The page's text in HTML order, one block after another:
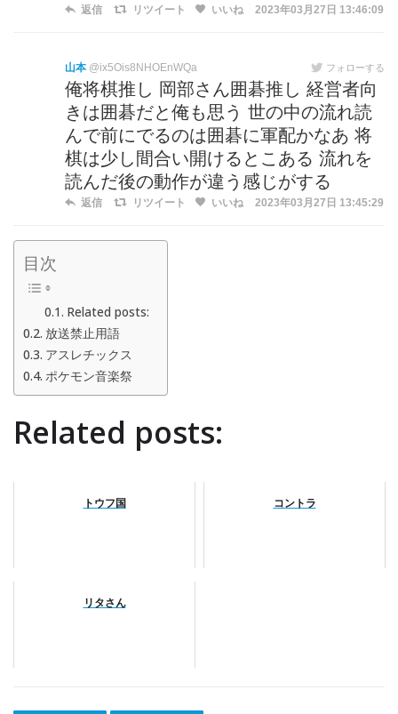
返信 リツイート いいね 2023年03月27日 13:46:09
山本 @ix5Ois8NHOEnWQa フォローする
俺将棋推し 岡部さん囲碁推し 経営者向
きは囲碁だと俺も思う 世の中の流れ読
んで前にでるのは囲碁に軍配かなあ 将
棋は少し間合い開けるとこある 流れを
読んだ後の動作が違う感じがする
返信 リツイート いいね 2023年03月27日 13:45:29
目次
Related posts:
放送禁止用語
アスレチックス
ポケモン音楽祭
Related posts:
トウフ国 コントラ
リタさん